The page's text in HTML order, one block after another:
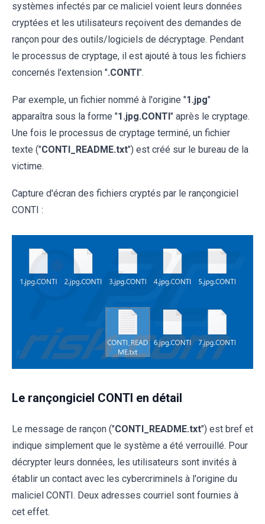
systèmes infectés par ce maliciel voient leurs données
cryptées et les utilisateurs reçoivent des demandes de
rançon pour des outils/logiciels de décryptage. Pendant
le processus de cryptage, il est ajouté à tous les fichiers
concernés l'extension ".CONTI".
Par exemple, un fichier nommé à l'origine "1.jpg"
apparaîtra sous la forme "1.jpg.CONTI" après le cryptage.
Une fois le processus de cryptage terminé, un fichier
texte ("CONTI_README.txt") est créé sur le bureau de la
victime.
Capture d'écran des fichiers cryptés par le rançongiciel
CONTI :
Le rançongiciel CONTI en détail
Le message de rançon ("CONTI_README.txt") est bref et
indique simplement que le système a été verrouillé. Pour
décrypter leurs données, les utilisateurs sont invités à
établir un contact avec les cybercriminels à l'origine du
maliciel CONTI. Deux adresses courriel sont fournies à
cet effet.